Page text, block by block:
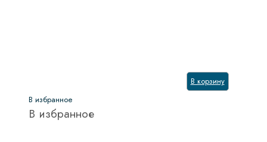
В корзину
В избранное
В избранное